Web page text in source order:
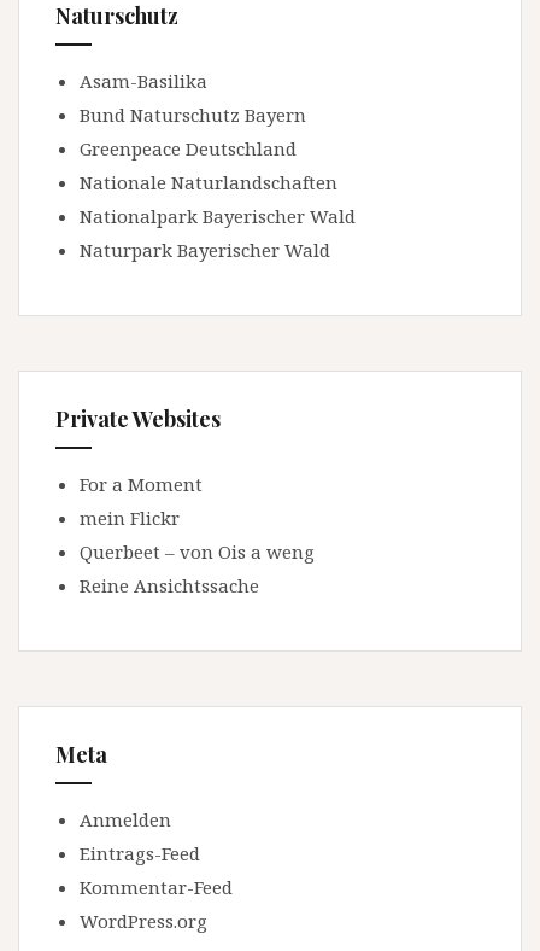
Naturschutz
Asam-Basilika
Bund Naturschutz Bayern
Greenpeace Deutschland
Nationale Naturlandschaften
Nationalpark Bayerischer Wald
Naturpark Bayerischer Wald
Private Websites
For a Moment
mein Flickr
Querbeet – von Ois a weng
Reine Ansichtssache
Meta
Anmelden
Eintrags-Feed
Kommentar-Feed
WordPress.org